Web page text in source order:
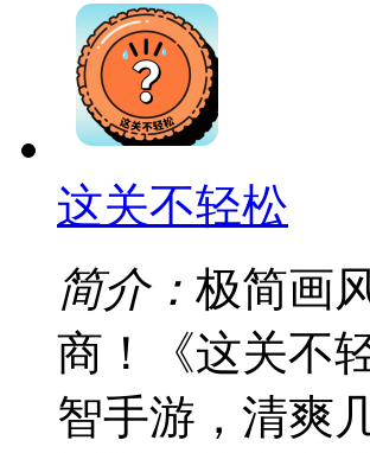
这关不轻松
简介： 极简画
商！《这关不
智手游，清爽